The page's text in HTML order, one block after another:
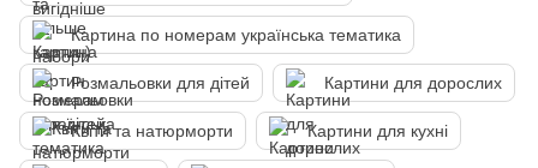
Картина по номерам українська тематика
Розмальовки для дітей Картини для дорослих
Квіти та натюрморти Картини для кухні